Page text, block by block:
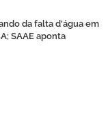
da falta d'água em
SAAE aponta